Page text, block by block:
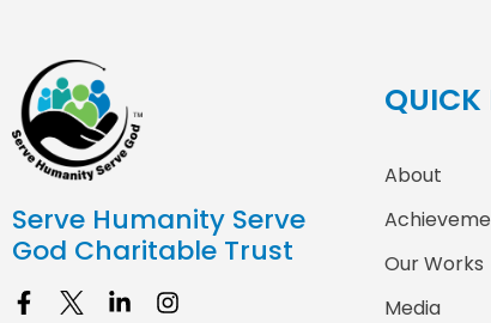
Serve Humanity Serve
God Charitable Trust
QUICK
About
Our Works
Media